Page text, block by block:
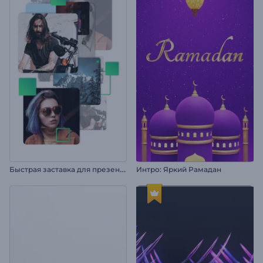
Б
ыстрая заставка для презентации Интро: Яркий Рамадан